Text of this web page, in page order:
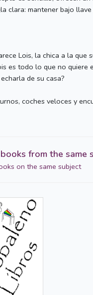
clara: mantener bajo llave
Lois, la chica a la que
es todo lo que no quiere
de su casa?
coches veloces y
from the same
on the same subject